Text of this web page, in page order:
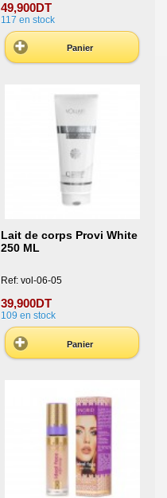
49,900DT
117 en stock
Panier
Lait de corps Provi White
250 ML
Ref: vol-06-05
39,900DT
109 en stock
Panier